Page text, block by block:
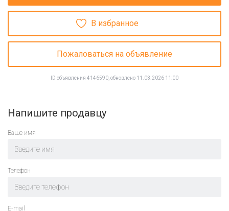
В избранное
Пожаловаться на объявление
ID объявления 4146590, обновлено 11.03.2026 11:00
Напишите продавцу
Ваше имя
Телефон
E-mail